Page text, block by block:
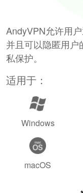
AndyVPN允许用
并且可以隐匿用
私保护。
适用于：
Windows
macOS